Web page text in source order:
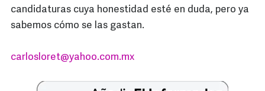
candidaturas cuya honestidad esté en duda, pero ya
sabemos cómo se las gastan.
carlosloret@yahoo.com.mx